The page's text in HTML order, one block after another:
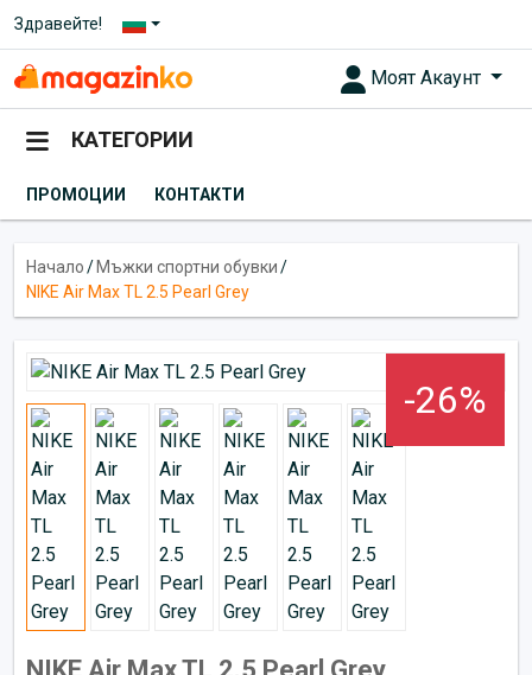
Здравейте!
Моят Акаунт
КАТЕГОРИИ
ПРОМОЦИИ КОНТАКТИ
Начало/ Мъжки спортни обувки/
NIKE Air Max TL 2.5 Pearl Grey
-26%